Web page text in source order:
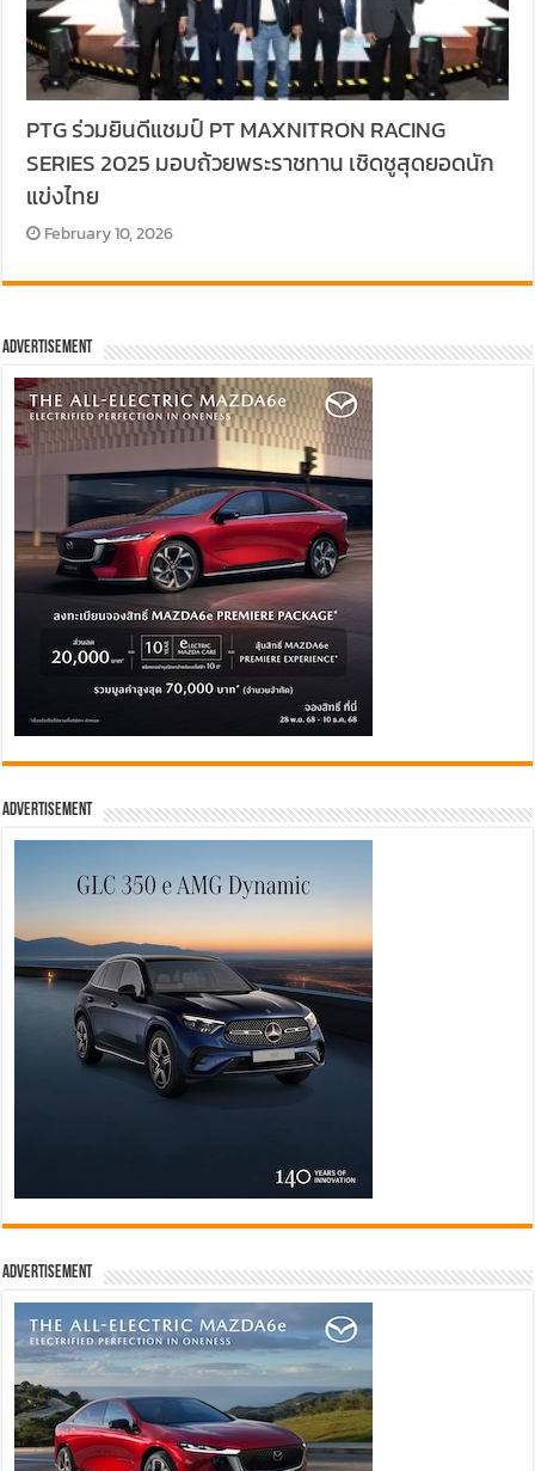
PTG ร่วมยินดีแชมป์ PT MAXNITRON RACING
SERIES 2025 มอบถ้วยพระราชทาน เชิดชูสุดยอดนัก
แข่งไทย
February 10, 2026
Advertisement
Advertisement
Advertisement